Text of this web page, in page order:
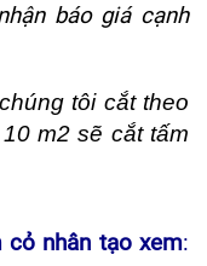
báo giá cạnh
chúng tôi cắt theo
m2 sẽ cắt tấm
cỏ nhân tạo xem: